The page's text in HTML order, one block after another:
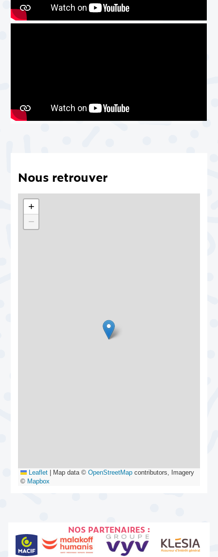
Nous retrouver
+
−
Leaflet Map data ©OpenStreetMap contributors, Imagery
© Mapbox
NOS PARTENAIRES :